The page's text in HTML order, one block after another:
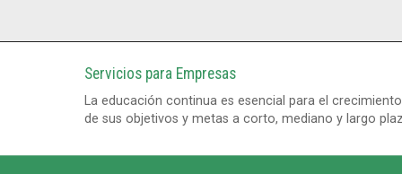
Servicios para Empresas
La educación continua es esencial para el
de sus objetivos y metas a corto, mediano y largo